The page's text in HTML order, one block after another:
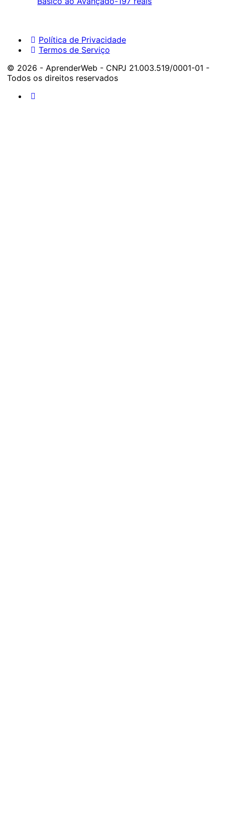
Política de Privacidade
Termos de Serviço
© 2026 - AprenderWeb - CNPJ 21.003.519/0001-01 -
Todos os direitos reservados